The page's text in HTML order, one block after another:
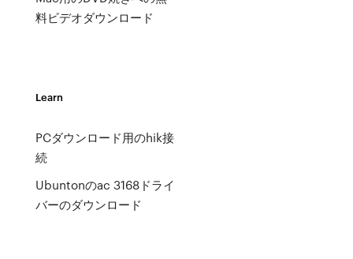
料ビデオダウンロード
Learn
PCダウンロード用のhik接
続
Ubuntonのac 3168ドライ
バーのダウンロード